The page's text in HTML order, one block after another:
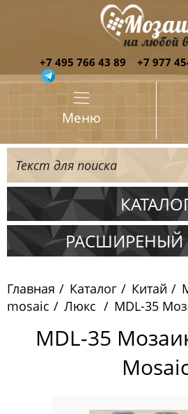
+7 495 766 43 89 +7 977
Меню
Испания
Китай
Pixelmosaic
Зеркала NS Bath
РАСШИРЕНЫЙ
Главная Каталог Китай
mosaic
Люкс MDL-35
MDL-35